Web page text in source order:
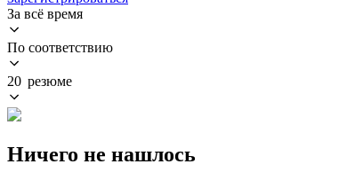
За всё время
По соответствию
20 резюме
Ничего не нашлось